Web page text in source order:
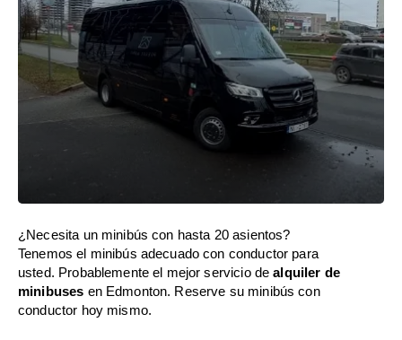
¿Necesita un minibús con hasta 20 asientos?
Tenemos el minibús adecuado con conductor para
usted. Probablemente el mejor servicio dealquiler de
minibuses en Edmonton. Reserve su minibús con
conductor hoy mismo.